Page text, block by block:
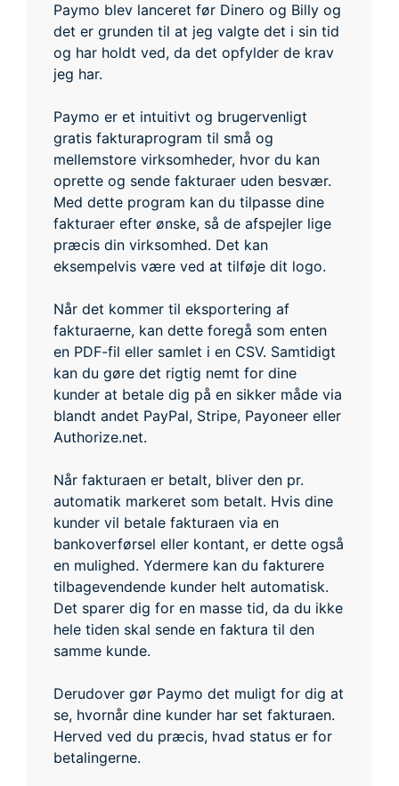
Paymo blev lanceret før Dinero og Billy og
det er grunden til at jeg valgte det i sin tid
og har holdt ved, da det opfylder de krav
jeg har.
Paymo er et intuitivt og brugervenligt
gratis fakturaprogram til små og
mellemstore virksomheder, hvor du kan
oprette og sende fakturaer uden besvær.
Med dette program kan du tilpasse dine
fakturaer efter ønske, så de afspejler lige
præcis din virksomhed. Det kan
eksempelvis være ved at tilføje dit logo.
Når det kommer til eksportering af
fakturaerne, kan dette foregå som enten
en PDF-fil eller samlet i en CSV. Samtidigt
kan du gøre det rigtig nemt for dine
kunder at betale dig på en sikker måde via
blandt andet PayPal, Stripe, Payoneer eller
Authorize.net.
Når fakturaen er betalt, bliver den pr.
automatik markeret som betalt. Hvis dine
kunder vil betale fakturaen via en
bankoverførsel eller kontant, er dette også
en mulighed. Ydermere kan du fakturere
tilbagevendende kunder helt automatisk.
Det sparer dig for en masse tid, da du ikke
hele tiden skal sende en faktura til den
samme kunde.
Derudover gør Paymo det muligt for dig at
se, hvornår dine kunder har set fakturaen.
Herved ved du præcis, hvad status er for
betalingerne.